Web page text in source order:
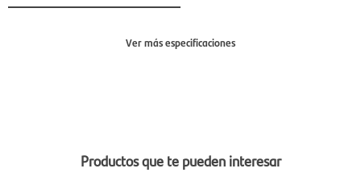
Ver más especificaciones
Productos que te pueden interesar